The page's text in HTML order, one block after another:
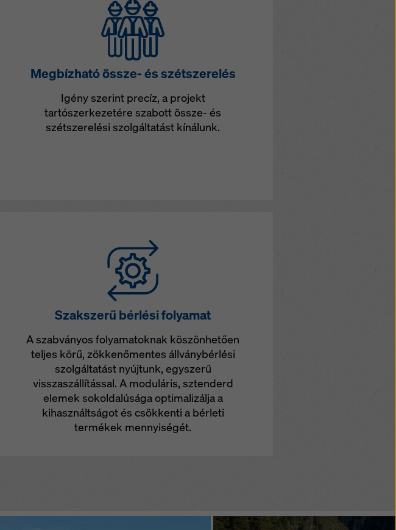
Megbízható össze- és szétszerelés
Igény szerint precíz, a projekt
tartószerkezetére szabott össze- és
szétszerelési szolgáltatást kínálunk.
Szakszerű bérlési folyamat
A szabványos folyamatoknak köszönhetően
teljes körű, zökkenőmentes állványbérlési
szolgáltatást nyújtunk, egyszerű
visszaszállítással. A moduláris, sztenderd
elemek sokoldalúsága optimalizálja a
kihasználtságot és csökkenti a bérleti
termékek mennyiségét.